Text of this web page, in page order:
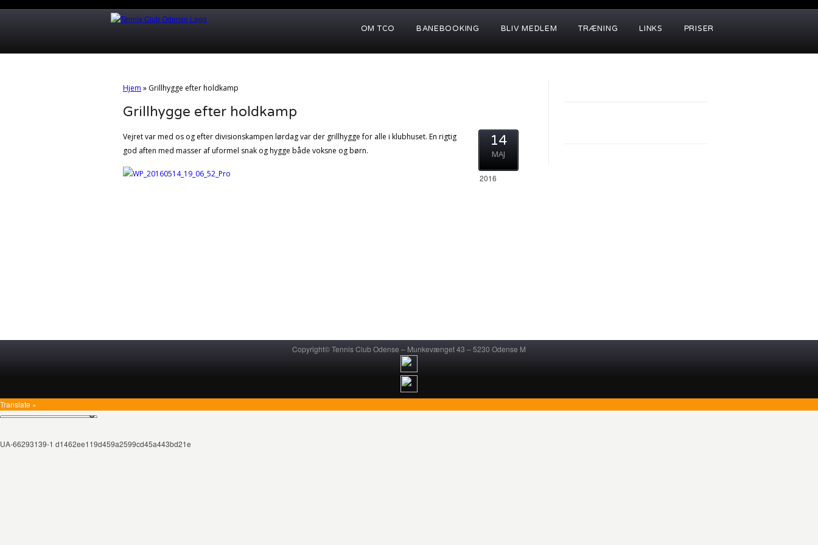
OM TCO BANEBOOKING BLIV MEDLEM TRÆNING LINKS PRISER
Hjem » Grillhygge efter holdkamp
Grillhygge efter holdkamp
Vejret var med os og efter divisionskampen lørdag var der grillhygge for alle i klubhuset. En rigtig
god aften med masser af uformel snak og hygge både voksne og børn.
14
MAJ
2016
Copyright© Tennis Club Odense – Munkevænget 43 – 5230 Odense M
Translate »
UA-66293139-1 d1462ee119d459a2599cd45a443bd21e